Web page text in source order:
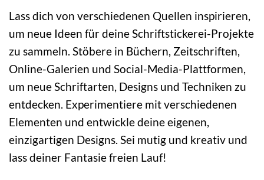
Lass dich von verschiedenen Quellen inspirieren,
um neue Ideen für deine Schriftstickerei-Projekte
zu sammeln. Stöbere in Büchern, Zeitschriften,
Online-Galerien und Social-Media-Plattformen,
um neue Schriftarten, Designs und Techniken zu
entdecken. Experimentiere mit verschiedenen
Elementen und entwickle deine eigenen,
einzigartigen Designs. Sei mutig und kreativ und
lass deiner Fantasie freien Lauf!